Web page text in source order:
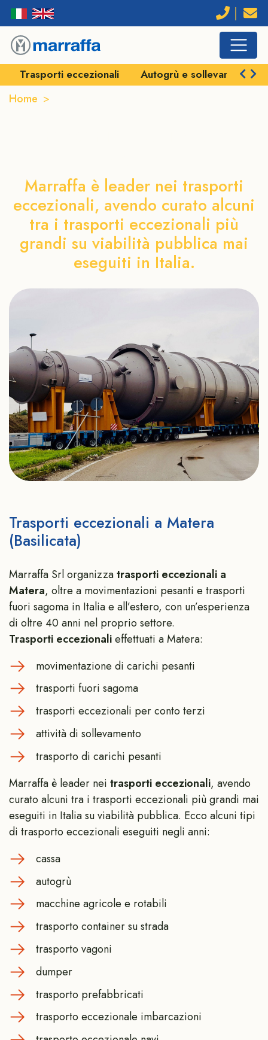
Trasporti eccezionali Autogrù e sollevamenti
Home
Marraffa è leader nei trasporti
eccezionali, avendo curato alcuni
tra i trasporti eccezionali più
grandi su viabilità pubblica mai
eseguiti in Italia.
Trasporti eccezionali a Matera
(Basilicata)
Marraffa Srl organizzatrasporti eccezionali a
Matera, oltre a movimentazioni pesanti e trasporti
fuori sagoma in Italia e all’estero, con un’esperienza
di oltre 40 anni nel proprio settore.
Trasporti eccezionalieffettuati a Matera:
movimentazione di carichi pesanti
trasporti fuori sagoma
trasporti eccezionali per conto terzi
attività di sollevamento
trasporto di carichi pesanti
Marraffa è leader nei trasporti eccezionali, avendo
curato alcuni tra i trasporti eccezionali più grandi mai
eseguiti in Italia su viabilità pubblica. Ecco alcuni tipi
di trasporto eccezionali eseguiti negli anni:
cassa
autogrù
macchine agricole e rotabili
trasporto container su strada
trasporto vagoni
dumper
trasporto prefabbricati
trasporto eccezionale imbarcazioni